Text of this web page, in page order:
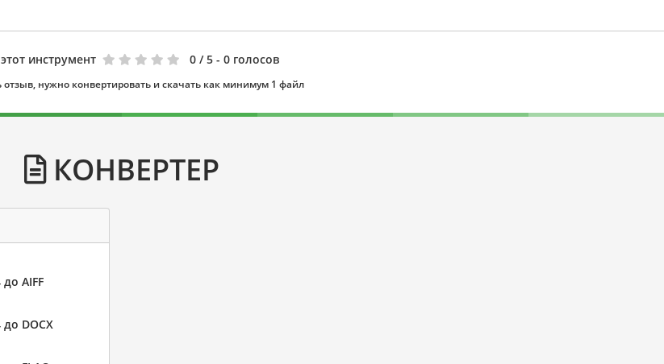
инструмент 0 / 5 - 0 голосов
отзыв, нужно конвертировать и скачать как минимум 1 файл
КОНВЕРТЕР
до AIFF
до DOCX